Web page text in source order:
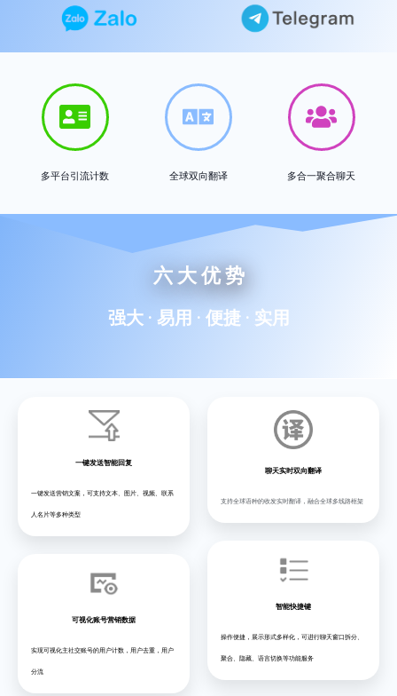
多平台引流计数 全球双向翻译 多合一聚合聊天
六 大 优 势
强大 · 易用 · 便捷 · 实用
一键发送智能回复
一键发送营销文案，可支持文本、图片、视频、联系
人名片等多种类型
可视化账号营销数据
实现可视化主社交账号的用户计数，用户去重，用户
分流
聊天实时双向翻译
支持全球语种的收发实时翻译，融合全球多线路框架
智能快捷键
操作便捷，展示形式多样化，可进行聊天窗口拆分、
聚合、隐藏、语言切换等功能服务